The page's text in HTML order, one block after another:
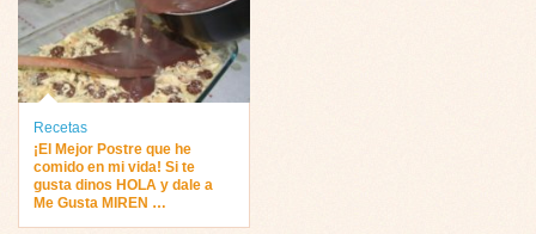
Recetas
¡El Mejor Postre que he
comido en mi vida! Si te
gusta dinos HOLA y dale a
Me Gusta MIREN …